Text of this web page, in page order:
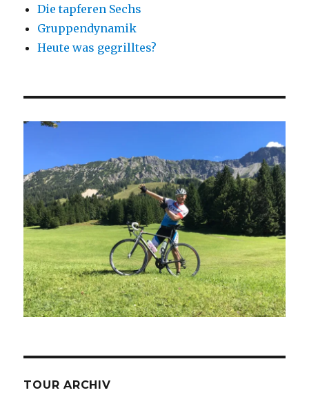
Die tapferen Sechs
Gruppendynamik
Heute was gegrilltes?
TOUR ARCHIV